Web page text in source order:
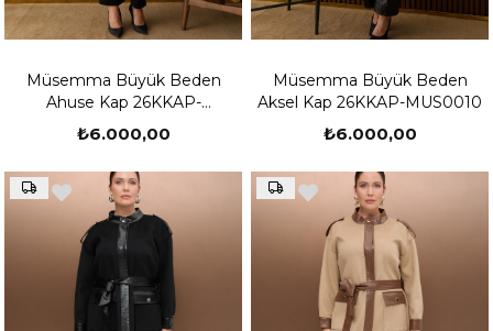
Müsemma Büyük Beden
Ahuse Kap 26KKAP-
MUS0009
₺6.000,00
Müsemma Büyük Beden
Aksel Kap 26KKAP-MUS0010
₺6.000,00